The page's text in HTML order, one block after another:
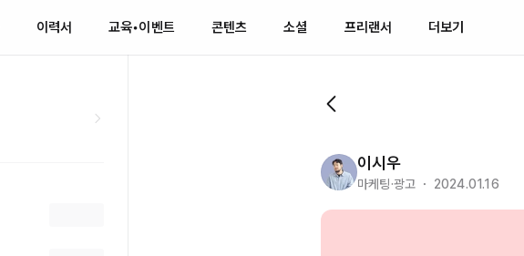
이력서 교육•이벤트 콘텐츠 소셜 프리랜서 더보기
이시우
마케팅·광고 ・ 2024.01.16